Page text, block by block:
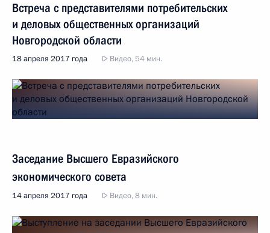
Встреча с представителями потребительских
и деловых общественных организаций
Новгородской области
18 апреля 2017 года Видео, 54 мин.
Заседание Высшего Евразийского
экономического совета
14 апреля 2017 года Видео, 8 мин.